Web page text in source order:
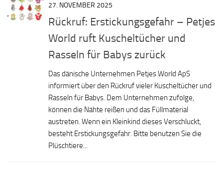
27. NOVEMBER 2025
Rückruf: Erstickungsgefahr – Petjes
World ruft Kuscheltücher und
Rasseln für Babys zurück
Das dänische Unternehmen Petjes World ApS
informiert über den Rückruf vieler Kuscheltücher und
Rasseln für Babys. Dem Unternehmen zufolge,
können die Nähte reißen und das Füllmaterial
austreten. Wenn ein Kleinkind dieses Verschluckt,
besteht Erstickungsgefahr. Bitte benutzen Sie die
Plüschtiere...